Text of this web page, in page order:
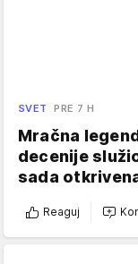
SVET PRE 7 H
Mračna
decenije
sada
Reaguj